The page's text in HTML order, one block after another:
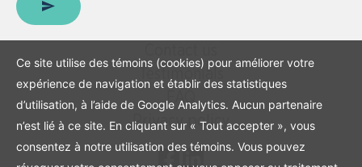
Testimonials
FAQ
Privacy policy
Ce site utilise des témoins (cookies) pour améliorer votre
expérience de navigation et établir des statistiques
d’utilisation, à l’aide de Google Analytics. Aucun partenaire
n’est lié à ce site. En cliquant sur « Tout accepter », vous
consentez à notre utilisation des témoins. Vous pouvez